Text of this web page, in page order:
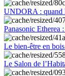
UNDORA : quand
Panasonic Etherea
Le bien-être en
Le Salon de